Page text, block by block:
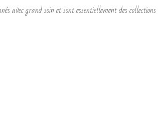
avec grand soin et sont essentiellement des